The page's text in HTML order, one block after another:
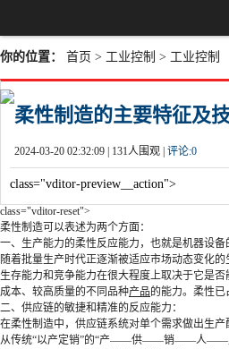
你的位置： 首页 > 工业控制 > 工业控制
柔性制造的主要特征及
2024-03-20 02:32:09 | 131人围观 | 评论:0
class="vditor-preview__action">
class="vditor-reset">
柔性制造可以表述为两个方面：
一、生产能力的柔性反应能力，也就是机器设备
随着批量生产时代正逐渐被适应市场动态变化
生存能力和竞争能力在很大程度上取决于它是
成本、较高质量的不同品种产品的能力。柔性已
二、供应链的敏捷和精准的反应能力：
在柔性制造中，供应链系统对单个需求做出生产
从传统“以产定销”的“产——供——销——人——